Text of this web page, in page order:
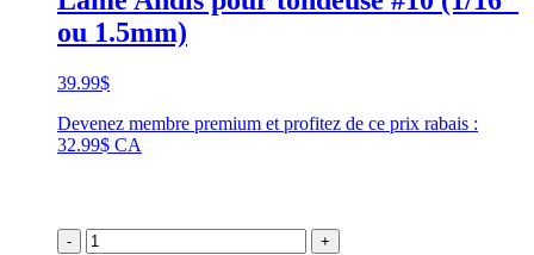
ou 1.5mm)
39.99$
Devenez membre premium et profitez de ce prix rabais :
32.99$ CA
- +